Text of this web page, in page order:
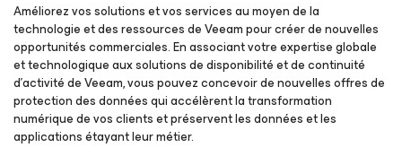
Améliorez vos solutions et vos services au moyen de la
technologie et des ressources de Veeam pour créer de nouvelles
opportunités commerciales. En associant votre expertise globale
et technologique aux solutions de disponibilité et de continuité
d’activité de Veeam, vous pouvez concevoir de nouvelles offres de
protection des données qui accélèrent la transformation
numérique de vos clients et préservent les données et les
applications étayant leur métier.